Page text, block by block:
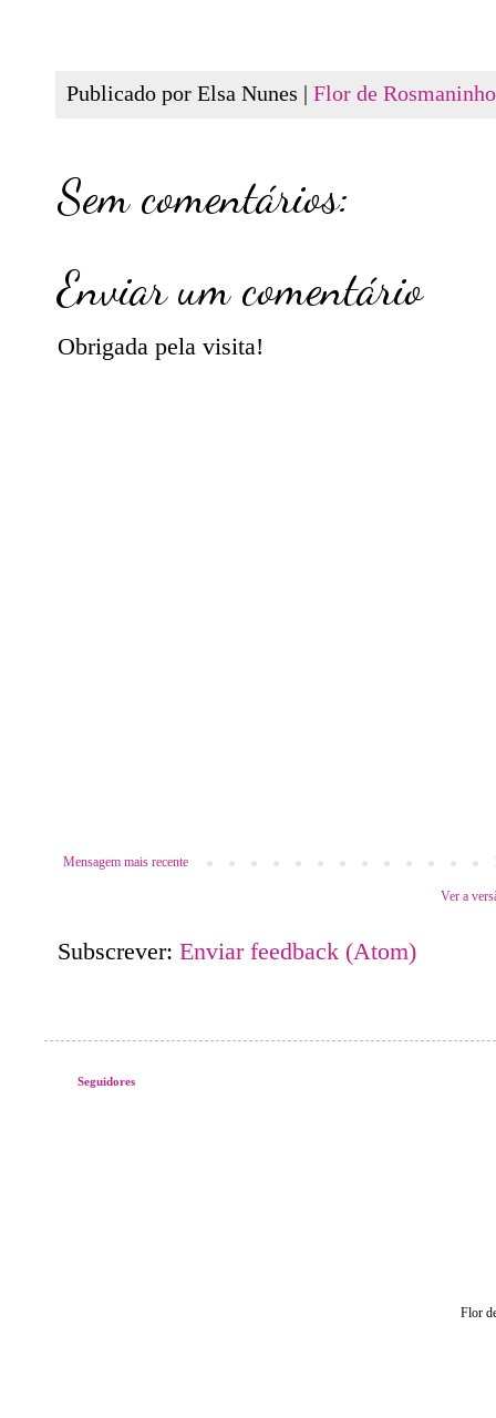
Publicado por Elsa Nunes | Flor de
Sem comentários:
Enviar um comentário
Obrigada pela visita!
Mensagem mais recente
Ver a
Subscrever: Enviar feedback (Atom)
Seguidores
Flor